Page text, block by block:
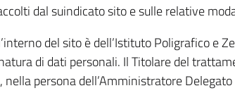
dal suindicato sito e sulle relative
del sito è dell’Istituto Poligrafico e
di dati personali. Il Titolare del
nella persona dell’Amministratore